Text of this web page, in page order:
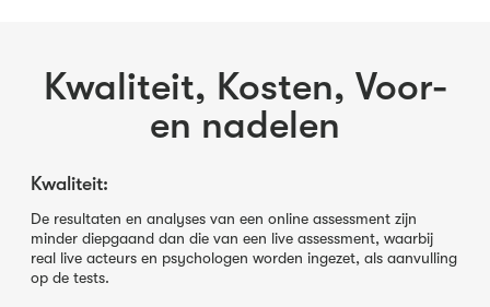
Kwaliteit, Kosten, Voor-
en nadelen
Kwaliteit:
De resultaten en analyses van een online assessment zijn
minder diepgaand dan die van een live assessment, waarbij
real live acteurs en psychologen worden ingezet, als aanvulling
op de tests.